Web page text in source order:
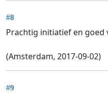
#8
Prachtig initiatief en goed
(Amsterdam, 2017-09-02)
#9